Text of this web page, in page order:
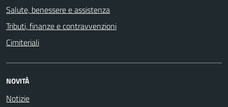
Salute, benessere e assistenza
Tributi, finanze e contravvenzioni
Cimiteriali
NOVITÀ
Notizie